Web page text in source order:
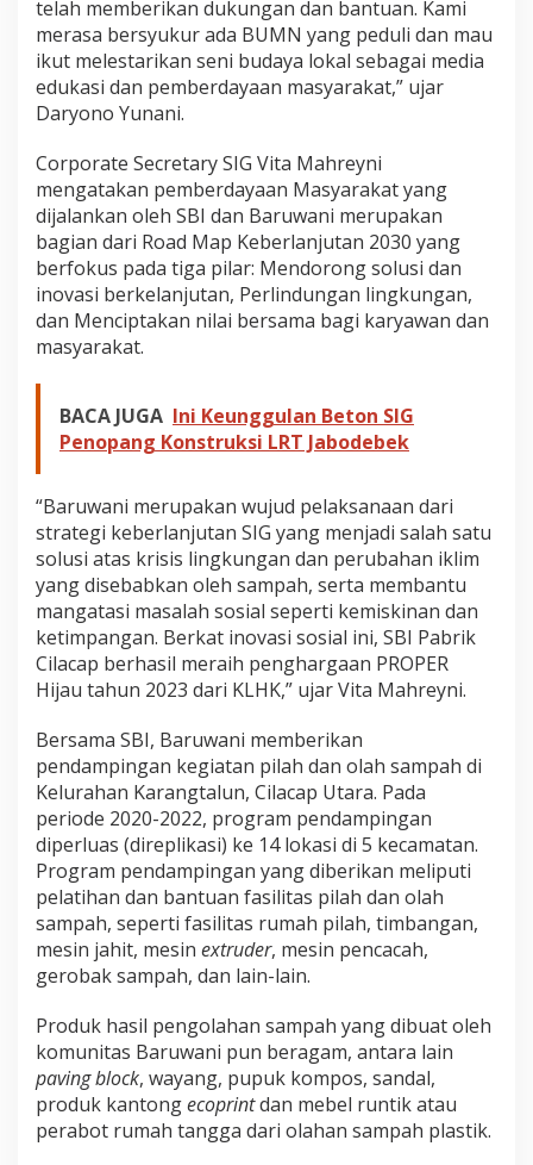
telah memberikan dukungan dan bantuan. Kami
merasa bersyukur ada BUMN yang peduli dan mau
ikut melestarikan seni budaya lokal sebagai media
edukasi dan pemberdayaan masyarakat,” ujar
Daryono Yunani.
Corporate Secretary SIG Vita Mahreyni
mengatakan pemberdayaan Masyarakat yang
dijalankan oleh SBI dan Baruwani merupakan
bagian dari Road Map Keberlanjutan 2030 yang
berfokus pada tiga pilar: Mendorong solusi dan
inovasi berkelanjutan, Perlindungan lingkungan,
dan Menciptakan nilai bersama bagi karyawan dan
masyarakat.
BACA JUGA Ini Keunggulan Beton SIG
Penopang Konstruksi LRT Jabodebek
“Baruwani merupakan wujud pelaksanaan dari
strategi keberlanjutan SIG yang menjadi salah satu
solusi atas krisis lingkungan dan perubahan iklim
yang disebabkan oleh sampah, serta membantu
mangatasi masalah sosial seperti kemiskinan dan
ketimpangan. Berkat inovasi sosial ini, SBI Pabrik
Cilacap berhasil meraih penghargaan PROPER
Hijau tahun 2023 dari KLHK,” ujar Vita Mahreyni.
Bersama SBI, Baruwani memberikan
pendampingan kegiatan pilah dan olah sampah di
Kelurahan Karangtalun, Cilacap Utara. Pada
periode 2020-2022, program pendampingan
diperluas (direplikasi) ke 14 lokasi di 5 kecamatan.
Program pendampingan yang diberikan meliputi
pelatihan dan bantuan fasilitas pilah dan olah
sampah, seperti fasilitas rumah pilah, timbangan,
mesin jahit, mesin extruder, mesin pencacah,
gerobak sampah, dan lain-lain.
Produk hasil pengolahan sampah yang dibuat oleh
komunitas Baruwani pun beragam, antara lain
paving block, wayang, pupuk kompos, sandal,
produk kantongecoprintdan mebel runtik atau
perabot rumah tangga dari olahan sampah plastik.